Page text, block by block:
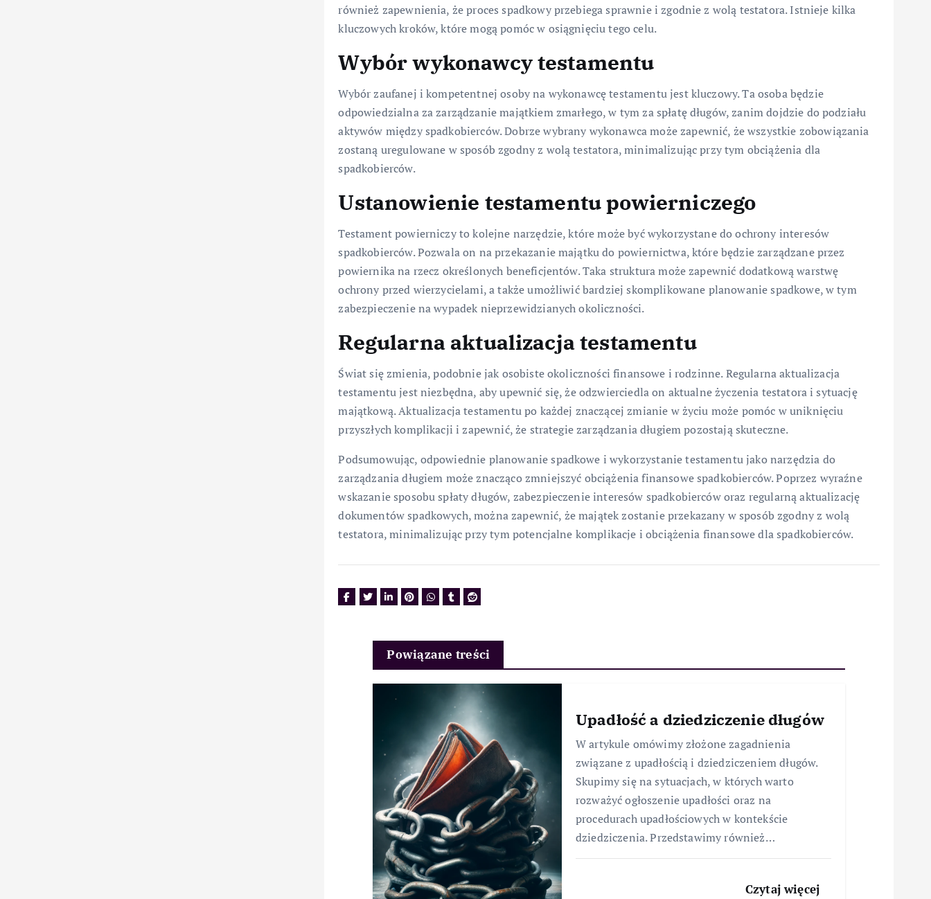
również zapewnienia, że proces spadkowy przebiega sprawnie i zgodnie z wolą testatora. Istnieje kilka
kluczowych kroków, które mogą pomóc w osiągnięciu tego celu.
Wybór wykonawcy testamentu
Wybór zaufanej i kompetentnej osoby na wykonawcę testamentu jest kluczowy. Ta osoba będzie
odpowiedzialna za zarządzanie majątkiem zmarłego, w tym za spłatę długów, zanim dojdzie do podziału
aktywów między spadkobierców. Dobrze wybrany wykonawca może zapewnić, że wszystkie zobowiązania
zostaną uregulowane w sposób zgodny z wolą testatora, minimalizując przy tym obciążenia dla
spadkobierców.
Ustanowienie testamentu powierniczego
Testament powierniczy to kolejne narzędzie, które może być wykorzystane do ochrony interesów
spadkobierców. Pozwala on na przekazanie majątku do powiernictwa, które będzie zarządzane przez
powiernika na rzecz określonych beneficjentów. Taka struktura może zapewnić dodatkową warstwę
ochrony przed wierzycielami, a także umożliwić bardziej skomplikowane planowanie spadkowe, w tym
zabezpieczenie na wypadek nieprzewidzianych okoliczności.
Regularna aktualizacja testamentu
Świat się zmienia, podobnie jak osobiste okoliczności finansowe i rodzinne. Regularna aktualizacja
testamentu jest niezbędna, aby upewnić się, że odzwierciedla on aktualne życzenia testatora i sytuację
majątkową. Aktualizacja testamentu po każdej znaczącej zmianie w życiu może pomóc w uniknięciu
przyszłych komplikacji i zapewnić, że strategie zarządzania długiem pozostają skuteczne.
Podsumowując, odpowiednie planowanie spadkowe i wykorzystanie testamentu jako narzędzia do
zarządzania długiem może znacząco zmniejszyć obciążenia finansowe spadkobierców. Poprzez wyraźne
wskazanie sposobu spłaty długów, zabezpieczenie interesów spadkobierców oraz regularną aktualizację
dokumentów spadkowych, można zapewnić, że majątek zostanie przekazany w sposób zgodny z wolą
testatora, minimalizując przy tym potencjalne komplikacje i obciążenia finansowe dla spadkobierców.
Powiązane treści
Upadłość a dziedziczenie długów
W artykule omówimy złożone zagadnienia
związane z upadłością i dziedziczeniem długów.
Skupimy się na sytuacjach, w których warto
rozważyć ogłoszenie upadłości oraz na
procedurach upadłościowych w kontekście
dziedziczenia. Przedstawimy również…
Czytaj więcej